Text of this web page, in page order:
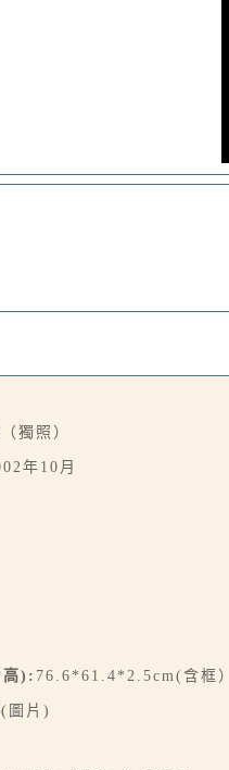
獨照）
年10月
高): 76.6*61.4*2.5cm(含框）
圖片)